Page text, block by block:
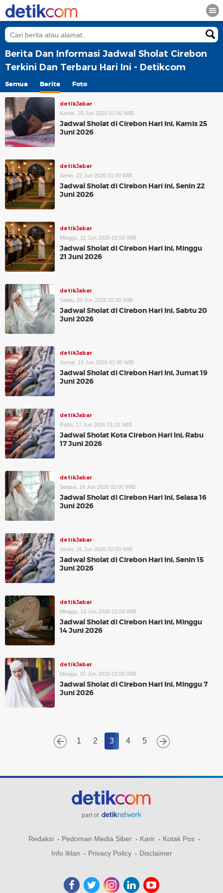
Berita Dan Informasi Jadwal Sholat Cirebon
Terkini Dan Terbaru Hari Ini - Detikcom
Semua Berita Foto
detikJabar
Kamis, 25 Jun 2026 01:00 WIB
Jadwal Sholat di Cirebon Hari Ini, Kamis 25
Juni 2026
detikJabar
Senin, 22 Jun 2026 01:00 WIB
Jadwal Sholat di Cirebon Hari ini, Senin 22
Juni 2026
detikJabar
Minggu, 21 Jun 2026 02:00 WIB
Jadwal Sholat di Cirebon Hari Ini, Minggu
21 Juni 2026
detikJabar
Sabtu, 20 Jun 2026 02:00 WIB
Jadwal Sholat di Cirebon Hari Ini, Sabtu 20
Juni 2026
detikJabar
Jumat, 19 Jun 2026 01:00 WIB
Jadwal Sholat di Cirebon Hari Ini, Jumat 19
Juni 2026
detikJabar
Rabu, 17 Jun 2026 01:01 WIB
Jadwal Sholat Kota Cirebon Hari Ini, Rabu
17 Juni 2026
detikJabar
Selasa, 16 Jun 2026 02:00 WIB
Jadwal Sholat di Cirebon Hari Ini, Selasa 16
Juni 2026
detikJabar
Senin, 15 Jun 2026 02:00 WIB
Jadwal Sholat di Cirebon Hari Ini, Senin 15
Juni 2026
detikJabar
Minggu, 14 Jun 2026 01:00 WIB
Jadwal Sholat di Cirebon Hari Ini, Minggu
14 Juni 2026
detikJabar
Minggu, 07 Jun 2026 02:00 WIB
Jadwal Sholat di Cirebon Hari Ini, Minggu 7
Juni 2026
1 2 3 4 5
part of
Redaksi Pedoman Media Siber Karir
Kotak Pos
Info Iklan
Privacy Policy Disclaimer